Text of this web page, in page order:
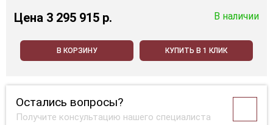
Цена 3 295 915 p. В наличии
В КОРЗИНУ КУПИТЬ В 1 КЛИК
Остались вопросы?
Получите консультацию нашего специалиста